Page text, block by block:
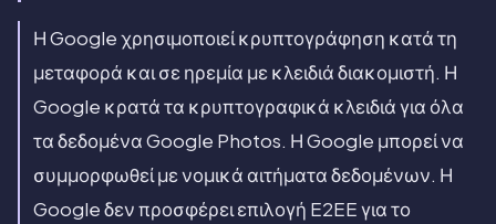
Η Google χρησιμοποιεί κρυπτογράφηση κατά τη
μεταφορά και σε ηρεμία με κλειδιά διακομιστή. Η
Google κρατά τα κρυπτογραφικά κλειδιά για όλα
τα δεδομένα Google Photos. Η Google μπορεί να
συμμορφωθεί με νομικά αιτήματα δεδομένων. Η
Google δεν προσφέρει επιλογή E2EE για το